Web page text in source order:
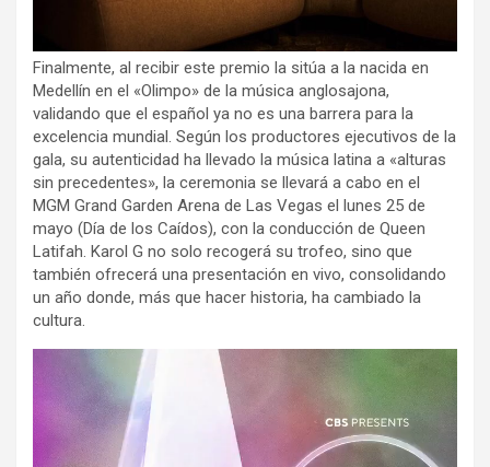
Finalmente, al recibir este premio la sitúa a la nacida en
Medellín en el «Olimpo» de la música anglosajona,
validando que el español ya no es una barrera para la
excelencia mundial. Según los productores ejecutivos de la
gala, su autenticidad ha llevado la música latina a «alturas
sin precedentes», la ceremonia se llevará a cabo en el
MGM Grand Garden Arena de Las Vegas el lunes 25 de
mayo (Día de los Caídos), con la conducción de Queen
Latifah. Karol G no solo recogerá su trofeo, sino que
también ofrecerá una presentación en vivo, consolidando
un año donde, más que hacer historia, ha cambiado la
cultura.